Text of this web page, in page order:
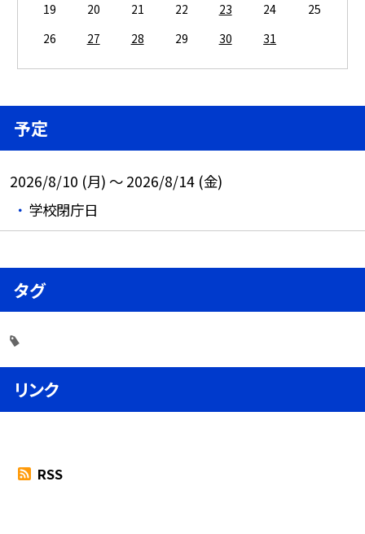
19
20 21 22 23 24
25
26
27 28 29 30 31
予定
2026/8/10 (月) ～ 2026/8/14 (金)
学校閉庁日
タグ
リンク
RSS